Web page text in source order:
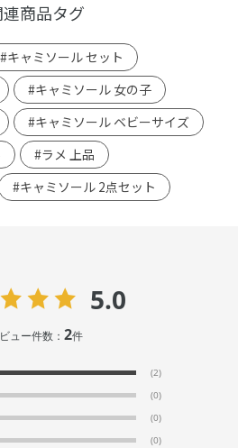
連商品タグ
#キャミソール セット
#キャミソール 女の子
#キャミソール ベビーサイズ
#ラメ 上品
#キャミソール 2点セット
5.0
ュー件数：2件
(2)
(0)
(0)
(0)